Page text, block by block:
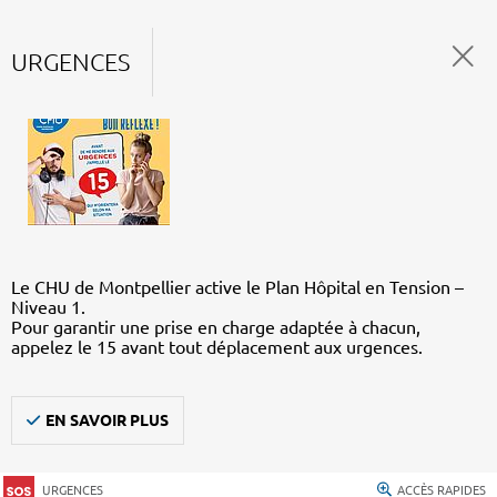
URGENCES
Le CHU de Montpellier active le Plan Hôpital en Tension –
Niveau 1.
Pour garantir une prise en charge adaptée à chacun,
appelez le 15 avant tout déplacement aux urgences.
EN SAVOIR PLUS
URGENCES ACCÈS RAPIDES